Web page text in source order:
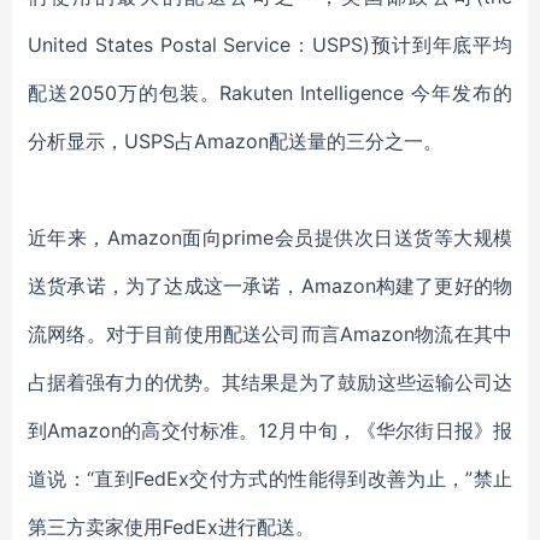
United States Postal Service：USPS)预计到年底平均
配送2050万的包装。Rakuten Intelligence 今年发布的
分析显示，USPS占Amazon配送量的三分之一。
近年来，Amazon面向prime会员提供次日送货等大规模
送货承诺，为了达成这一承诺，Amazon构建了更好的物
流网络。对于目前使用配送公司而言Amazon物流在其中
占据着强有力的优势。其结果是为了鼓励这些运输公司达
到Amazon的高交付标准。12月中旬，《华尔街日报》报
道说：“直到FedEx交付方式的性能得到改善为止，”禁止
第三方卖家使用FedEx进行配送。